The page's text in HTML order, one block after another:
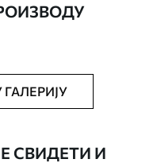
нежно очистити меким
са завршном
СВИДЕТИ И